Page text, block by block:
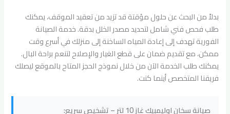
بدلاً من البحث عن حلول مؤقتة قد تزيد من تعقيد الموقف، يمكنك
طلب فحص فني شامل لتحديد مصدر الخلل بدقة. خدمة الصيانة
الفورية تهدف إلى إعادة المياه الساخنة إلى منزلك في أسرع وقت
ممكن، مع تقديم ضمان على قطع الغيار والإصلاح لتنعم براحة البال.
يمكنك طلب الخدمة الآن من خلال نموذج الحجز المتاح بالموقع ليصلك
فريقنا المتخصص أينما كنت.
صيانة سخان اوليمبيك غاز 10 لتر – تشخيص سريع: